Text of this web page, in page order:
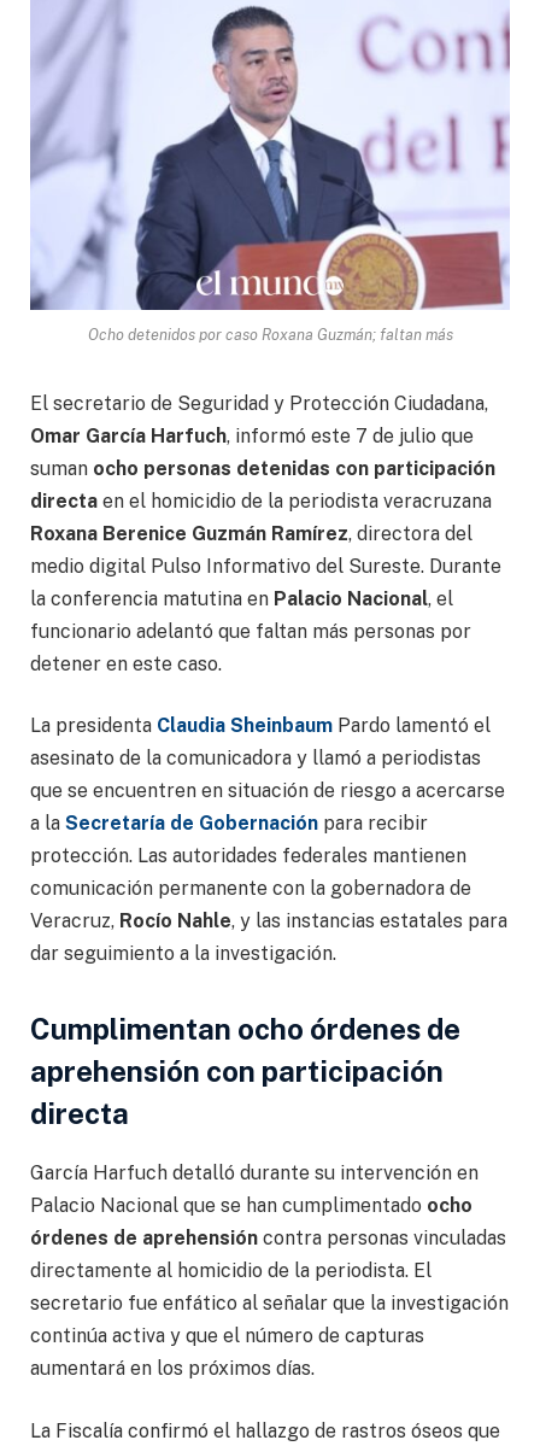
Ocho detenidos por caso Roxana Guzmán; faltan más
El secretario de Seguridad y Protección Ciudadana,
Omar García Harfuch, informó este 7 de julio que
suman ocho personas detenidas con participación
directa en el homicidio de la periodista veracruzana
Roxana Berenice Guzmán Ramírez, directora del
medio digital Pulso Informativo del Sureste. Durante
la conferencia matutina en Palacio Nacional, el
funcionario adelantó que faltan más personas por
detener en este caso.
La presidenta Claudia Sheinbaum Pardo lamentó el
asesinato de la comunicadora y llamó a periodistas
que se encuentren en situación de riesgo a acercarse
a la Secretaría de Gobernación para recibir
protección. Las autoridades federales mantienen
comunicación permanente con la gobernadora de
Veracruz, Rocío Nahle, y las instancias estatales para
dar seguimiento a la investigación.
Cumplimentan ocho órdenes de
aprehensión con participación
directa
García Harfuch detalló durante su intervención en
Palacio Nacional que se han cumplimentado ocho
órdenes de aprehensión contra personas vinculadas
directamente al homicidio de la periodista. El
secretario fue enfático al señalar que la investigación
continúa activa y que el número de capturas
aumentará en los próximos días.
La Fiscalía confirmó el hallazgo de rastros óseos que